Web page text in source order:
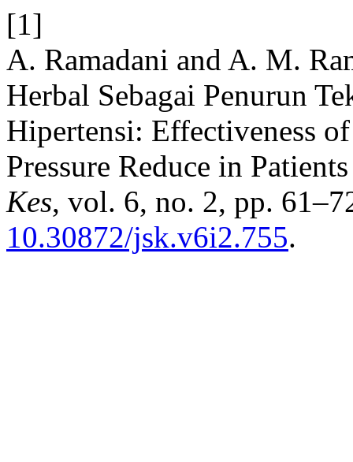
[1]
A. Ramadani and A. M.
Herbal Sebagai Penurun
Hipertensi: Effectiveness
Pressure Reduce in
Kes, vol. 6, no. 2, pp.
10.30872/jsk.v6i2.755.